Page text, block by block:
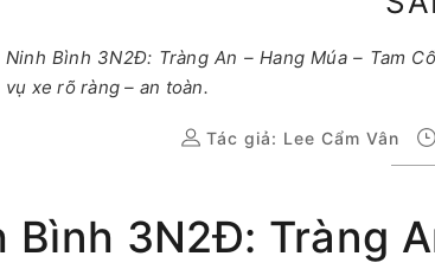
Ninh Bình 3N2Đ: Tràng An – Hang Múa – Tam
vụ xe rõ ràng – an toàn.
Tác giả: Lee Cẩm Vân
Bình 3N2Đ: Tràng